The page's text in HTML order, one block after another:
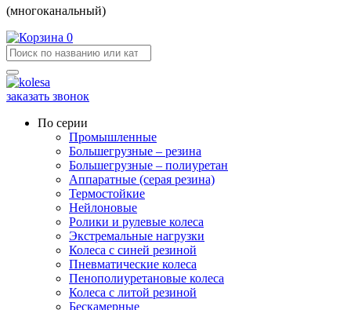
(многоканальный)
0
заказать звонок
По серии
Промышленные
Большегрузные – резина
Большегрузные – полиуретан
Аппаратные (серая резина)
Термостойкие
Нейлоновые
Ролики и рулевые колеса
Экстремальные нагрузки
Колеса с синей резиной
Пневматические колеса
Пенополиуретановые колеса
Колеса с литой резиной
Бескамерные